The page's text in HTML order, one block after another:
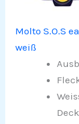
Molto S.O.S
weiß